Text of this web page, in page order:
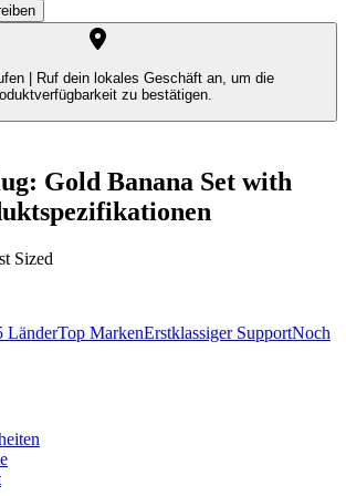
|
Ruf dein lokales Geschäft an, um die
zu bestätigen.
Gold Banana Set with
Sized
LänderTop MarkenErstklassiger SupportNoch